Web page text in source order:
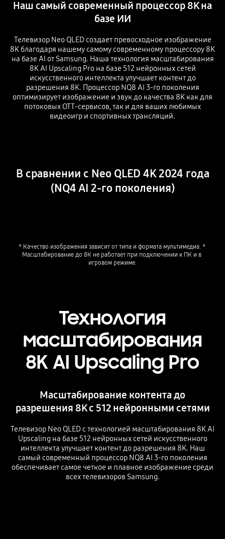
Наш самый современный процессор 8K на
базе ИИ
Телевизор Neo QLED создает превосходное изображение
8K благодаря нашему самому современному процессору 8K
на базе AI от Samsung. Наша технология масштабирования
8K AI Upscaling Pro на базе 512 нейронных сетей
искусственного интеллекта улучшает контент до
разрешения 8K. Процессор NQ8 AI 3-го поколения
оптимизирует изображение и звук до качества 8K как для
потоковых ОТТ-сервисов, так и для ваших любимых
видеоигр и спортивных трансляций.
В сравнении с Neo QLED 4K 2024 года
(NQ4 AI 2-го поколения)
* Качество изображения зависит от типа и формата мультимедиа. *
Масштабирование до 8К не работает при подключении к ПК и в
игровом режиме.
Технология
масштабирования
8K AI Upscaling Pro
Масштабирование контента до
разрешения 8K с 512 нейронными сетями
Телевизор Neo QLED с технологией масштабирования 8K AI
Upscaling на базе 512 нейронных сетей искусственного
интеллекта улучшает контент до разрешения 8K. Наш
самый современный процессор NQ8 AI 3-го поколения
обеспечивает самое четкое и плавное изображение среди
всех телевизоров Samsung.